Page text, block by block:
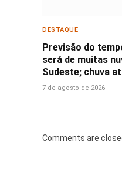
DESTAQUE
Previsão do
será de muitas
Sudeste; chuva
7 de agosto de 2026
Comments are